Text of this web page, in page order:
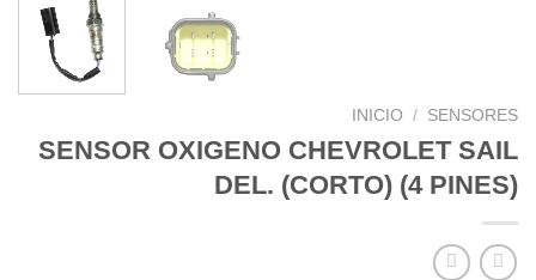
INICIO / SENSORES
SENSOR OXIGENO CHEVROLET SAIL
DEL. (CORTO) (4 PINES)